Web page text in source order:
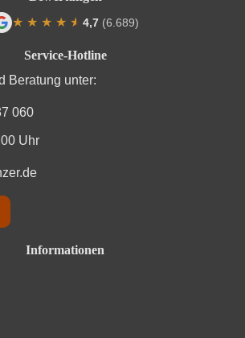
Service-Hotline
Beratung unter:
060
Uhr
Informationen
★ ★ ★ ★ ★
★ 4,7 (6.689)